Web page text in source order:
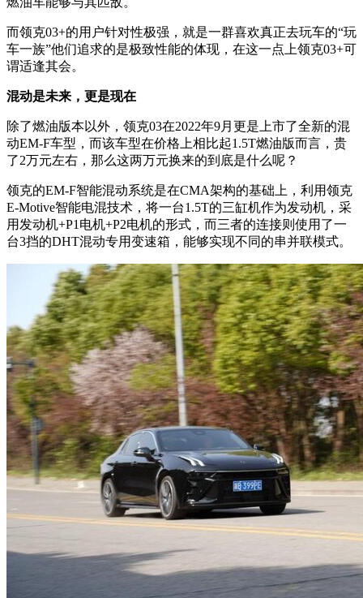
而领克03+的用户针对性极强，就是一群喜欢真正去玩车的“玩
车一族”他们追求的是极致性能的体现，在这一点上领克03+可
谓适逢其会。
混动是未来，更是现在
除了燃油版本以外，领克03在2022年9月更是上市了全新的混
动EM-F车型，而该车型在价格上相比起1.5T燃油版而言，贵
了2万元左右，那么这两万元换来的到底是什么呢？
领克的EM-F智能混动系统是在CMA架构的基础上，利用领克
E-Motive智能电混技术，将一台1.5T的三缸机作为发动机，采
用发动机+P1电机+P2电机的形式，而三者的连接则使用了一
台3挡的DHT混动专用变速箱，能够实现不同的串并联模式。